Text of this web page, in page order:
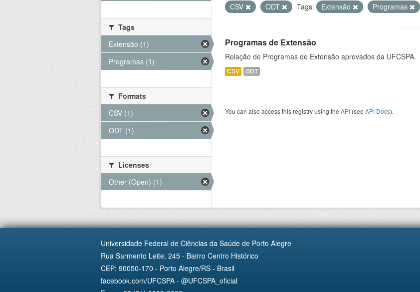
CSV
ODT Tags: Extensão Programas
Programas de Extensão
Relação de Programas de Extensão aprovados da UFCSPA.
CSV ODT
You can also access this registry using the API (see API Docs).
Tags
Extensão (1)
Programas (1)
Formats
CSV (1)
ODT (1)
Licenses
Other (Open) (1)
Universidade Federal de Ciências da Saúde de Porto Alegre
Rua Sarmento Leite, 245 - Bairro Centro Histórico
CEP: 90050-170 - Porto Alegre/RS - Brasil
facebook.com/UFCSPA - @UFCSPA_oficial